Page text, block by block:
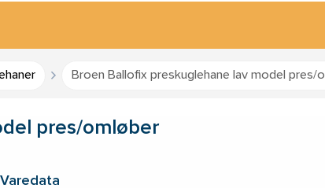
Broen Ballofix preskuglehane lav model pres/
pres/omløber
Varedata